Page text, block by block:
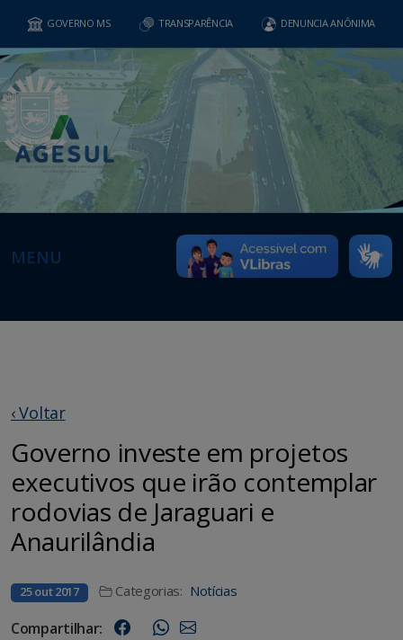
GOVERNO MS TRANSPARÊNCIA DENUNCIA ANÔNIMA
MENU
‹ Voltar
Governo investe em projetos
executivos que irão contemplar
rodovias de Jaraguari e
Anaurilândia
25 out 2017 Categorias: Notícias
Compartilhar: